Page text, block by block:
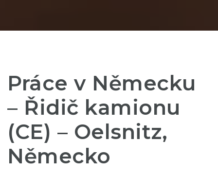
Práce v Německu
– Řidič kamionu
(CE) – Oelsnitz,
Německo